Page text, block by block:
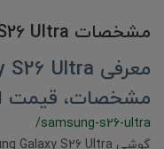
مشخصات S26 Ultra
مشخصات، قیمت
/samsung-s26-ultra